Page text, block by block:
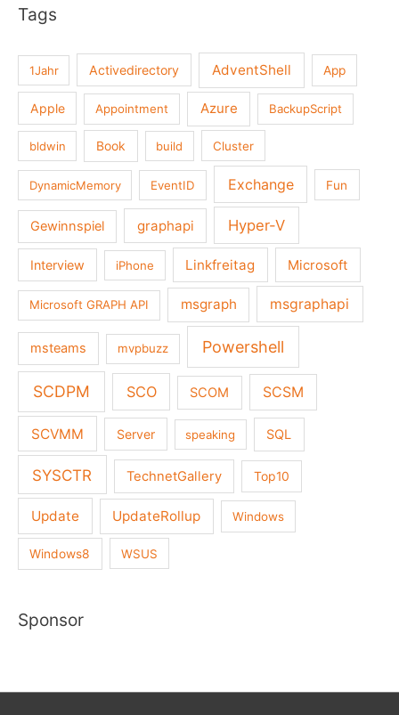
Tags
1Jahr Activedirectory AdventShell App
Apple Appointment Azure BackupScript
bldwin Book build Cluster
DynamicMemory EventID Exchange Fun
Gewinnspiel graphapi Hyper-V
Interview iPhone Linkfreitag Microsoft
Microsoft GRAPH API msgraph msgraphapi
msteams mvpbuzz Powershell
SCDPM SCO SCOM SCSM
SCVMM Server speaking SQL
SYSCTR TechnetGallery Top10
Update UpdateRollup Windows
Windows8 WSUS
Sponsor